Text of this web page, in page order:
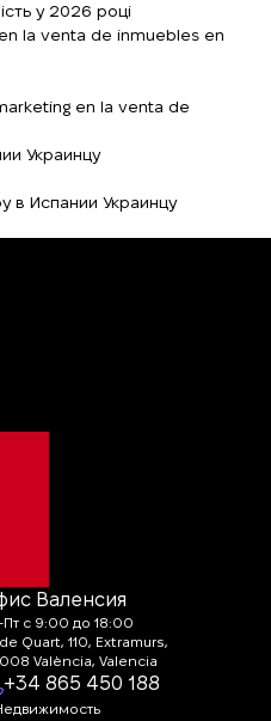
у 2026 році
en la venta de
в Испании Украинцу
Валенсия
Пт с 9:00 до 18:00
Quart, 110, Extramurs,
València, Valencia
+34 865 450 188